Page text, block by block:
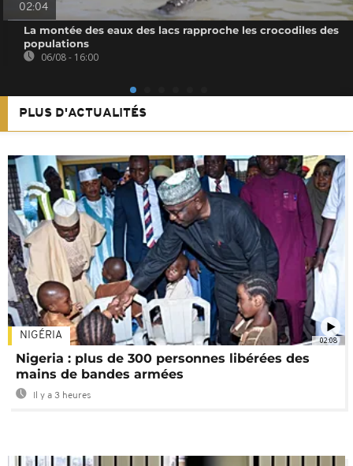
02:04
La montée des eaux des lacs rapproche les crocodiles des
populations
06/08 - 16:00
PLUS D'ACTUALITÉS
02:08
NIGÉRIA
Nigeria : plus de 300 personnes libérées des
mains de bandes armées
Il y a 3 heures